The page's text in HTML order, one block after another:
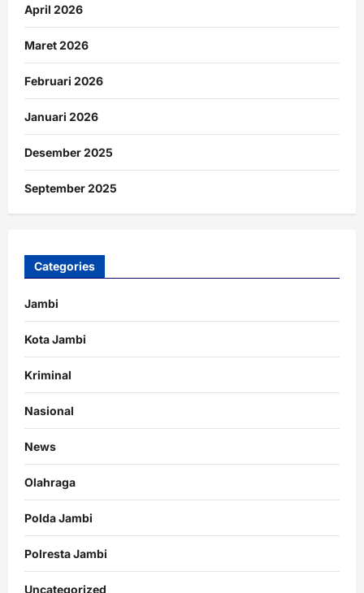
April 2026
Maret 2026
Februari 2026
Januari 2026
Desember 2025
September 2025
Categories
Jambi
Kota Jambi
Kriminal
Nasional
News
Olahraga
Polda Jambi
Polresta Jambi
Uncategorized